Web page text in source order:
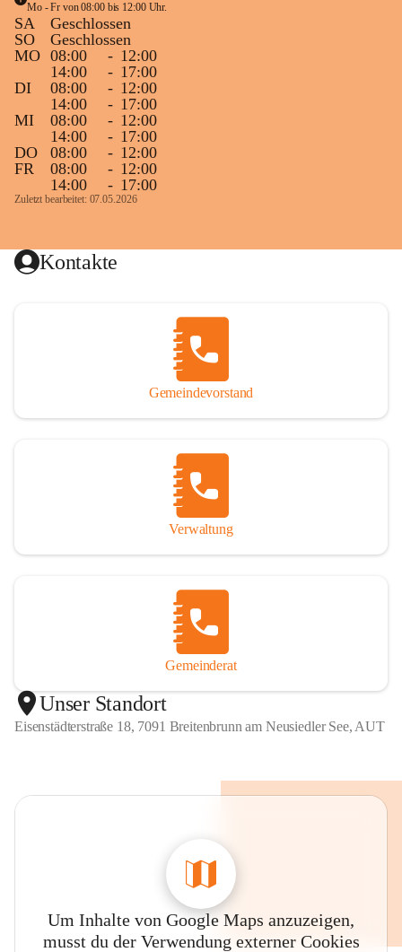
Mo - Fr von 08:00 bis 12:00 Uhr.
SA
Geschlossen
SO
Geschlossen
MO 08:00 - 12:00
14:00
- 17:00
DI
08:00 - 12:00
14:00
- 17:00
MI
08:00 - 12:00
14:00
- 17:00
DO
08:00 - 12:00
FR
08:00 - 12:00
14:00
- 17:00
Zuletzt bearbeitet: 07.05.2026
Kontakte
Gemeindevorstand
Verwaltung
Gemeinderat
Unser Standort
Eisenstädterstraße 18, 7091 Breitenbrunn am Neusiedler See, AUT
Um Inhalte von Google Maps anzuzeigen,
musst du der Verwendung externer Cookies